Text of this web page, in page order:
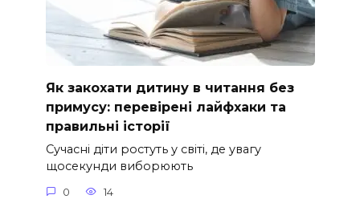
Як закохати дитину в читання без
примусу: перевірені лайфхаки та
правильні історії
Сучасні діти ростуть у світі, де увагу
щосекунди виборюють
0 14